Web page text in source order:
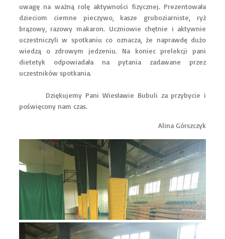
uwagę na ważną rolę aktywności fizycznej. Prezentowała
dzieciom ciemne pieczywo, kasze gruboziarniste, ryż
brązowy, razowy makaron. Uczniowie chętnie i aktywnie
uczestniczyli w spotkaniu co oznacza, że naprawdę dużo
wiedzą o zdrowym jedzeniu. Na koniec prelekcji pani
dietetyk odpowiadała na pytania zadawane przez
uczestników spotkania.
Dziękujemy Pani Wiesławie Bubuli za przybycie i
poświęcony nam czas.
Alina Górszczyk